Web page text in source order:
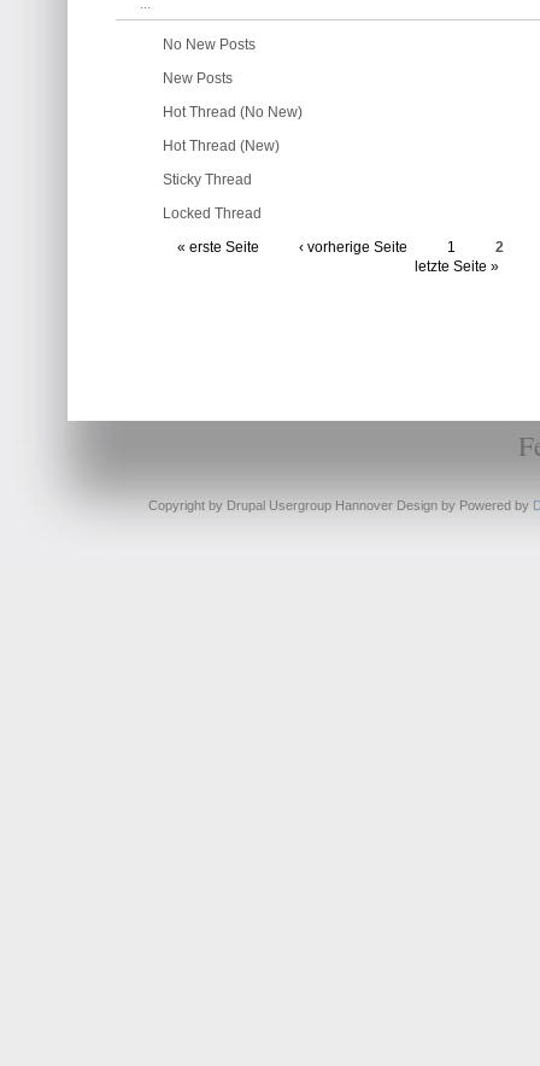
...
No New Posts
New Posts
Hot Thread (No New)
Hot Thread (New)
Sticky Thread
Locked Thread
« erste Seite
‹ vorherige Seite 1
2
letzte Seite »
Copyright by Drupal Usergroup Hannover Design by Powered by